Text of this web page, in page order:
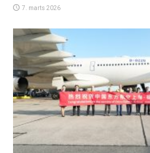
7. marts 2026